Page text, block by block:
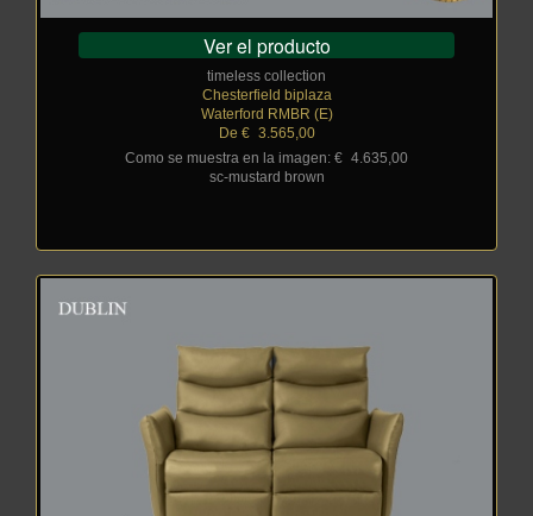
Ver el producto
timeless collection
Chesterfield biplaza
Waterford RMBR (E)
De €_ 3.565,00
Como se muestra en la imagen: € 4.635,00
sc-mustard brown